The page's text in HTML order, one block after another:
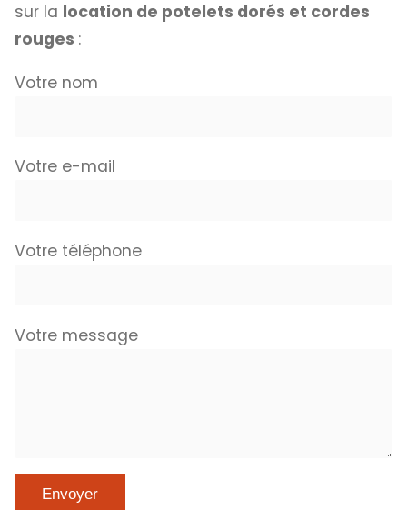
sur la location de potelets dorés et cordes
rouges :
Votre nom
Votre e-mail
Votre téléphone
Votre message